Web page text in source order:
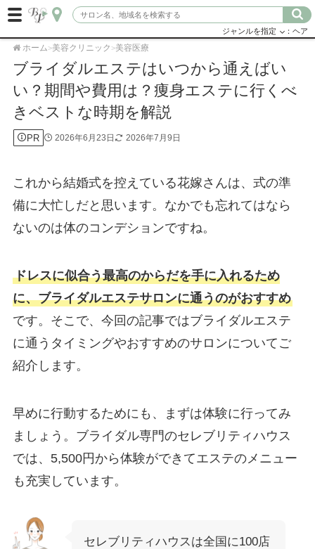
ジャンルを指定 ：ヘア
ホーム>美容クリニック >美容医療
ブライダルエステはいつから通えばい
い？期間や費用は？痩身エステに行くべ
きベストな時期を解説
PR 2026年6月23日 2026年7月9日
これから結婚式を控えている花嫁さんは、式の準
備に大忙しだと思います。なかでも忘れてはなら
ないのは体のコンデションですね。
ドレスに似合う最高のからだを手に入れるため
に、ブライダルエステサロンに通うのがおすすめ
です。そこで、今回の記事ではブライダルエステ
に通うタイミングやおすすめのサロンについてご
紹介します。
早めに行動するためにも、まずは体験に行ってみ
ましょう。ブライダル専門のセレブリティハウス
では、5,500円から体験ができてエステのメニュー
も充実しています。
セレブリティハウスは全国に100店